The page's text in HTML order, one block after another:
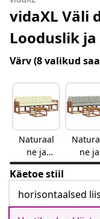
vidaXL Väli
Looduslik ja
Värv(8 valikud
Naturaal
ne ja
kreemjas
ne ja
Käetoe stiil
horisontaalsed